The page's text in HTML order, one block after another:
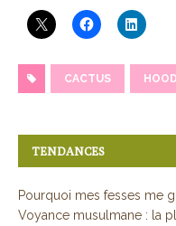
CACTUS
TENDANCES
Pourquoi mes fesses me
Voyance musulmane : la